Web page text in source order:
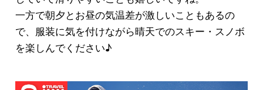
一方で朝夕とお昼の気温差が激しいこともあるの
で、服装に気を付けながら晴天でのスキー・スノボ
を楽しんでください♪